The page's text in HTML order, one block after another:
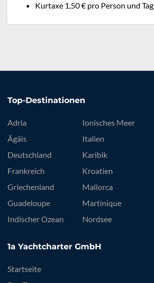
Kurtaxe 1,50 € pro Person und Tag
Top-Destinationen
Adria
Ägäis
Deutschland
Frankreich
Griechenland
Guadeloupe
Indischer Ozean
Ionisches Meer
Italien
Karibik
Kroatien
Mallorca
Martinique
Nordsee
1a Yachtcharter GmbH
Startseite